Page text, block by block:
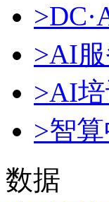
>AI
>AI培
>智
数据